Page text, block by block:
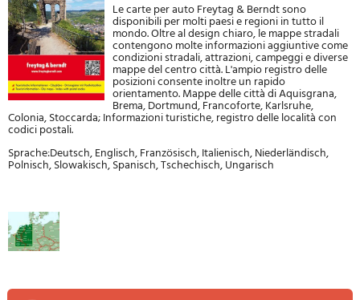
Le carte per auto Freytag & Berndt sono
disponibili per molti paesi e regioni in tutto il
mondo. Oltre al design chiaro, le mappe stradali
contengono molte informazioni aggiuntive come
condizioni stradali, attrazioni, campeggi e diverse
mappe del centro città. L'ampio registro delle
posizioni consente inoltre un rapido
orientamento. Mappe delle città di Aquisgrana,
Brema, Dortmund, Francoforte, Karlsruhe,
Colonia, Stoccarda; Informazioni turistiche, registro delle località con
codici postali.
Sprache:Deutsch, Englisch, Französisch, Italienisch, Niederländisch,
Polnisch, Slowakisch, Spanisch, Tschechisch, Ungarisch